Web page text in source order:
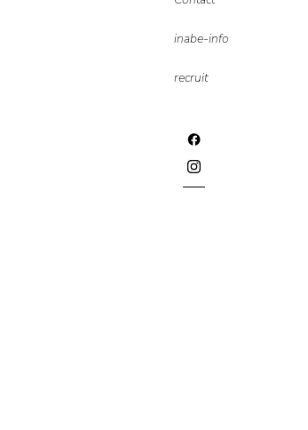
inabe-info
recruit